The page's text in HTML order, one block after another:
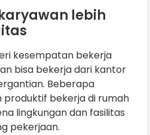
lebih
kesempatan bekerja
bisa bekerja dari kantor
Beberapa
produktif bekerja di rumah
lingkungan dan fasilitas
pekerjaan.